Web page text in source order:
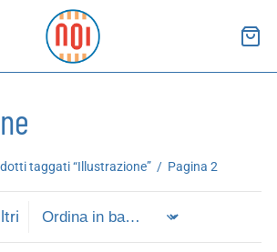
taggati “Illustrazione” / Pagina 2